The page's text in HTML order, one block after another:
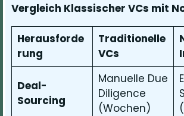
Vergleich Klassischer VCs mit
Herausforde
rung
Traditionelle
VCs
Deal-
Sourcing
Manuelle Due
Diligence
(Wochen)